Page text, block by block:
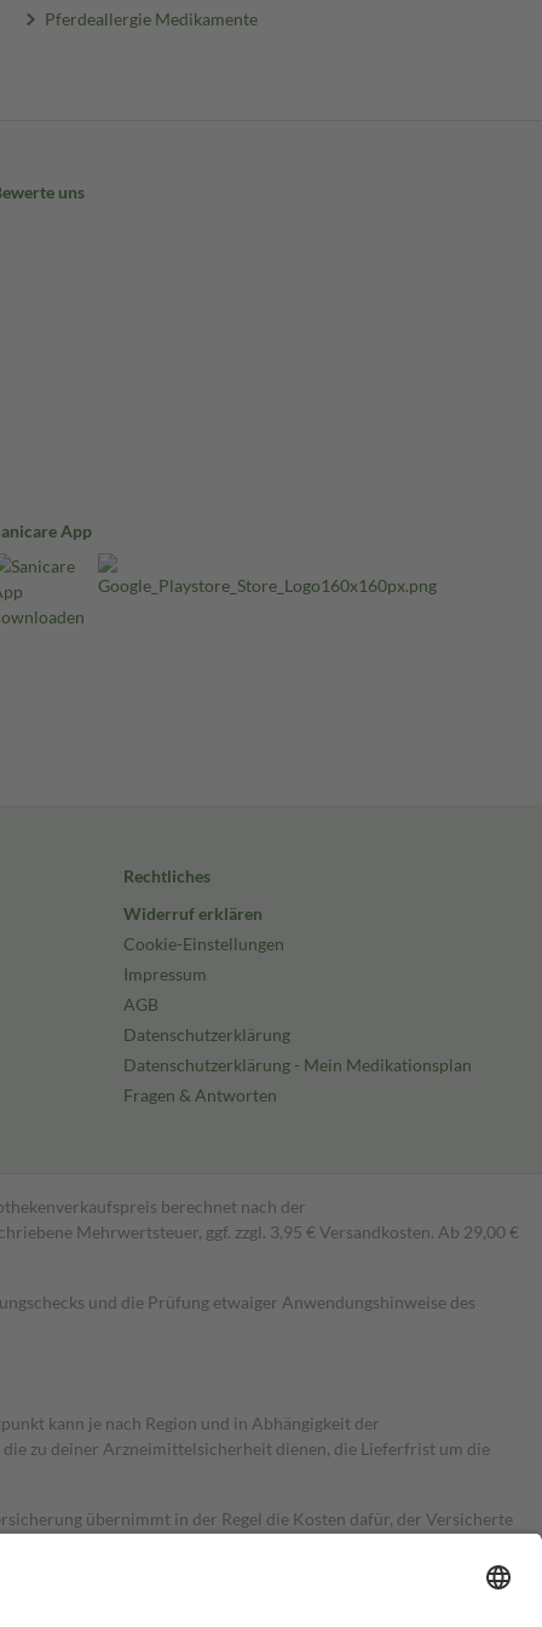
Pferdeallergie Medikamente
uns
App
Rechtliches
Widerruf erklären
Cookie-Einstellungen
Impressum
AGB
Datenschutzerklärung
Datenschutzerklärung - Mein Medikationsplan
Fragen & Antworten
berechnet nach der
Mehrwertsteuer, ggf. zzgl. 3,95 € Versandkosten. Ab 29,00 €
und die Prüfung etwaiger Anwendungshinweise des
kann je nach Region und in Abhängigkeit der
zu deiner Arzneimittelsicherheit dienen, die Lieferfrist um die
übernimmt in der Regel die Kosten dafür, der Versicherte
Es sind jedoch nie mehr als die tatsächlichen Kosten der Leistung